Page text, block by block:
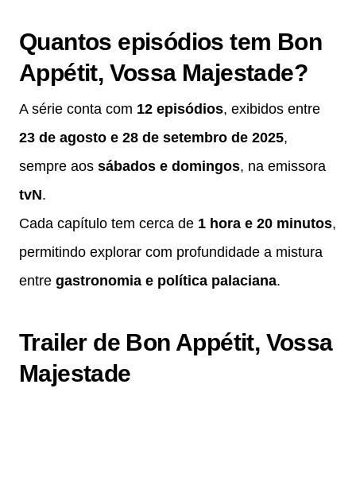
Quantos episódios tem Bon
Appétit, Vossa Majestade?
A série conta com 12 episódios, exibidos entre
23 de agosto e 28 de setembro de 2025,
sempre aos sábados e domingos, na emissora
tvN.
Cada capítulo tem cerca de 1 hora e 20 minutos,
permitindo explorar com profundidade a mistura
entre gastronomia e política palaciana.
Trailer de Bon Appétit, Vossa
Majestade